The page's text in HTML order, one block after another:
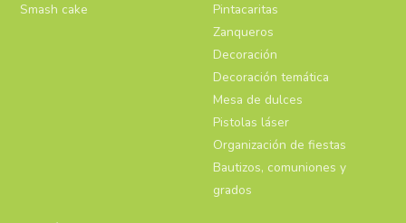
Smash cake
Pintacaritas
Zanqueros
Decoración
Decoración temática
Mesa de dulces
Pistolas láser
Organización de fiestas
Bautizos, comuniones y
grados